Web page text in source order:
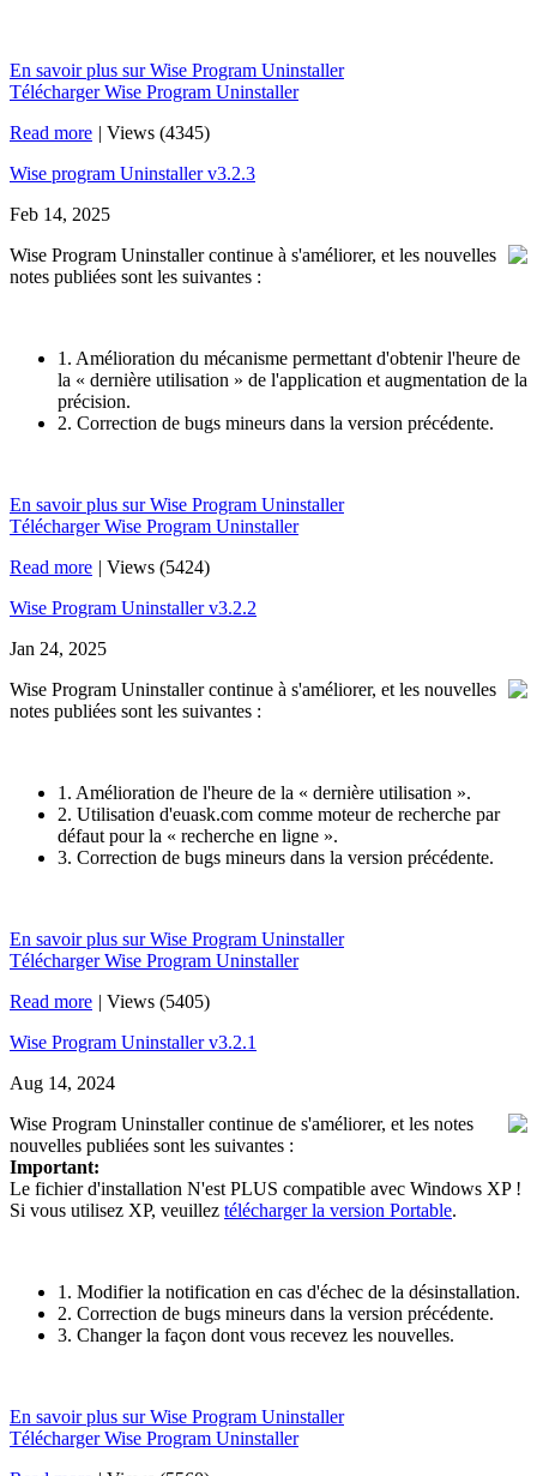
En savoir plus sur Wise Program Uninstaller
Télécharger Wise Program Uninstaller
Read more | Views (4345)
Wise program Uninstaller v3.2.3
Feb 14, 2025
Wise Program Uninstaller continue à s'améliorer, et les nouvelles
notes publiées sont les suivantes :
1. Amélioration du mécanisme permettant d'obtenir l'heure de
la « dernière utilisation » de l'application et augmentation de la
précision.
2. Correction de bugs mineurs dans la version précédente.
En savoir plus sur Wise Program Uninstaller
Télécharger Wise Program Uninstaller
Read more | Views (5424)
Wise Program Uninstaller v3.2.2
Jan 24, 2025
Wise Program Uninstaller continue à s'améliorer, et les nouvelles
notes publiées sont les suivantes :
1. Amélioration de l'heure de la « dernière utilisation ».
2. Utilisation d'euask.com comme moteur de recherche par
défaut pour la « recherche en ligne ».
3. Correction de bugs mineurs dans la version précédente.
En savoir plus sur Wise Program Uninstaller
Télécharger Wise Program Uninstaller
Read more | Views (5405)
Wise Program Uninstaller v3.2.1
Aug 14, 2024
Wise Program Uninstaller continue de s'améliorer, et les notes
nouvelles publiées sont les suivantes :
Important:
Le fichier d'installation N'est PLUS compatible avec Windows XP !
Si vous utilisez XP, veuillez télécharger la version Portable.
1. Modifier la notification en cas d'échec de la désinstallation.
2. Correction de bugs mineurs dans la version précédente.
3. Changer la façon dont vous recevez les nouvelles.
En savoir plus sur Wise Program Uninstaller
Télécharger Wise Program Uninstaller